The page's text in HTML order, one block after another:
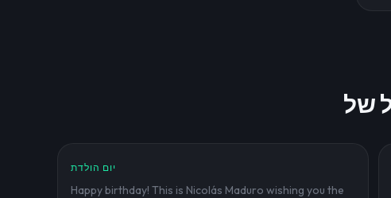
יום הולדת
Happy birthday! This is Nicolás Maduro wishing you the